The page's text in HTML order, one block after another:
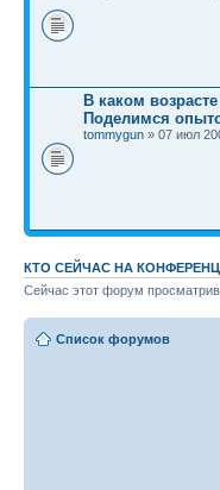
В каком
Поделимся
tommygun » 07 июл
КТО СЕЙЧАС НА
Сейчас этот форум
Список форумов